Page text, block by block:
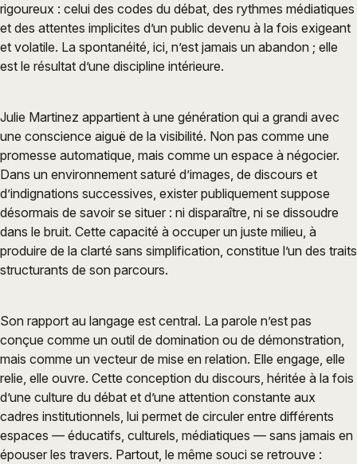
rigoureux : celui des codes du débat, des rythmes médiatiques
et des attentes implicites d’un public devenu à la fois exigeant
et volatile. La spontanéité, ici, n’est jamais un abandon ; elle
est le résultat d’une discipline intérieure.
Julie Martinez appartient à une génération qui a grandi avec
une conscience aiguë de la visibilité. Non pas comme une
promesse automatique, mais comme un espace à négocier.
Dans un environnement saturé d’images, de discours et
d’indignations successives, exister publiquement suppose
désormais de savoir se situer : ni disparaître, ni se dissoudre
dans le bruit. Cette capacité à occuper un juste milieu, à
produire de la clarté sans simplification, constitue l’un des traits
structurants de son parcours.
Son rapport au langage est central. La parole n’est pas
conçue comme un outil de domination ou de démonstration,
mais comme un vecteur de mise en relation. Elle engage, elle
relie, elle ouvre. Cette conception du discours, héritée à la fois
d’une culture du débat et d’une attention constante aux
cadres institutionnels, lui permet de circuler entre différents
espaces — éducatifs, culturels, médiatiques — sans jamais en
épouser les travers. Partout, le même souci se retrouve :